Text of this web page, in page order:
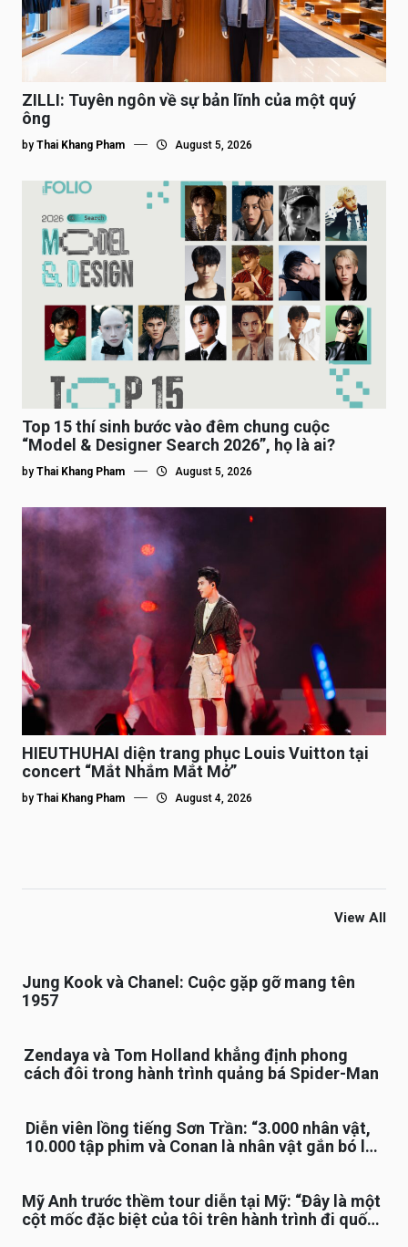
ZILLI: Tuyên ngôn về sự bản lĩnh của một quý
ông
by Thai Khang Pham August 5, 2026
Top 15 thí sinh bước vào đêm chung cuộc
“Model & Designer Search 2026”, họ là ai?
by Thai Khang Pham August 5, 2026
HIEUTHUHAI diện trang phục Louis Vuitton tại
concert “Mắt Nhắm Mắt Mở”
by Thai Khang Pham August 4, 2026
View All
Jung Kook và Chanel: Cuộc gặp gỡ mang tên
1957
Zendaya và Tom Holland khẳng định phong
cách đôi trong hành trình quảng bá Spider-Man
Diễn viên lồng tiếng Sơn Trần: “3.000 nhân vật,
10.000 tập phim và Conan là nhân vật gắn bó lâu
Mỹ Anh trước thềm tour diễn tại Mỹ: “Đây là một
cột mốc đặc biệt của tôi trên hành trình đi quốc